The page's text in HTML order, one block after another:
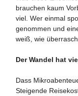
brauchen kaum
viel. Wer einmal
genommen und
weiß, wie
Der Wandel hat
Dass
Steigende